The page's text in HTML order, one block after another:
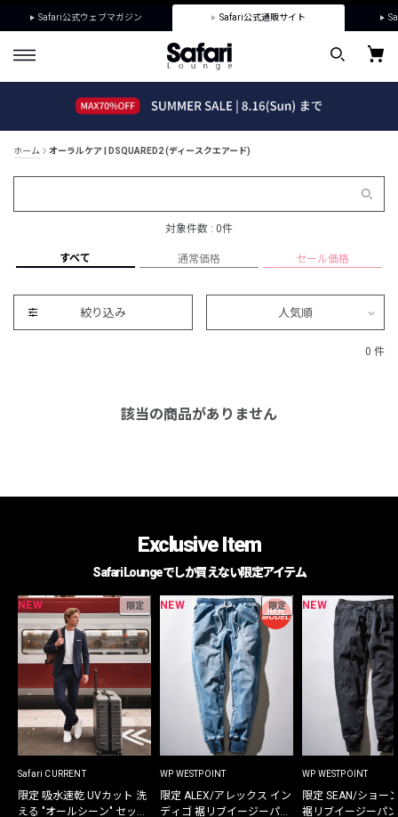
Safari公式ウェブマガジン Safari公式通販サイト
ホーム オーラルケア | DSQUARED2 (ディースクエアード)
対象件数 : 0件
すべて 通常価格 セール価格
絞り込み 人気順
0 件
該当の商品がありません
Exclusive Item
Safari Loungeでしか買えない限定アイテム
NEW 限定
Safari CURRENT
限定 吸水速乾 UVカット 洗
える "オールシーン" セット
NEW 限定
WP WESTPOINT
限定 ALEX/アレックス イン
ディゴ 裾リブイージーパン
NEW
WP WESTPOINT
限定 SEAN/ショー
裾リブイージーパ